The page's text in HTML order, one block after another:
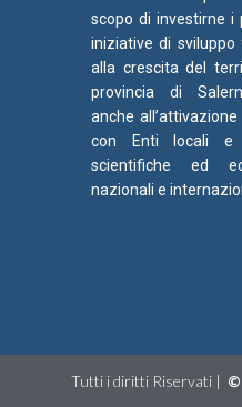
scopo di investirne i
iniziative di sviluppo
alla crescita del
provincia di
anche
con Enti locali e
scientifiche ed
nazionali e
Arcidiocesi
Tutti i diritti Riservati | ©